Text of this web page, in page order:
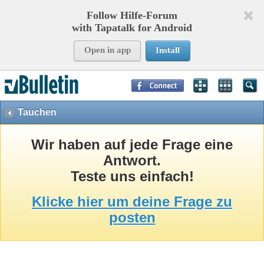
Follow Hilfe-Forum
with Tapatalk for Android
Open in app Install
Tauchen
Wir haben auf jede Frage eine
Antwort.
Teste uns einfach!
Klicke hier um deine Frage zu
posten
Page Time:0,08855
Templates:26